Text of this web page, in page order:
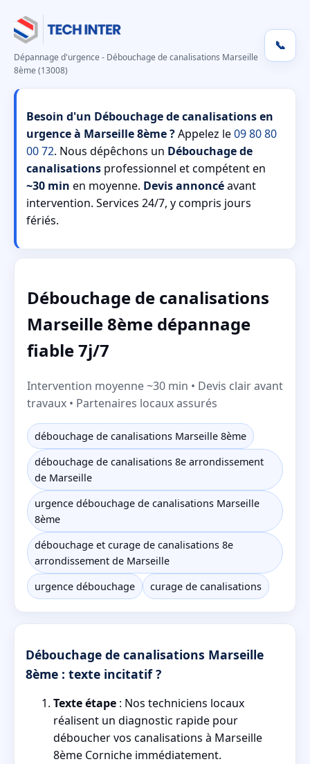
Dépannage d'urgence - Débouchage de canalisations Marseille
8ème (13008)
📞
Besoin d'un Débouchage de canalisations en
urgence à Marseille 8ème ?Appelez le09 80 80
00 72. Nous dépêchons un Débouchage de
canalisations professionnel et compétent en
~30 min en moyenne. Devis annoncéavant
intervention. Services 24/7, y compris jours
fériés.
Débouchage de canalisations
Marseille 8ème dépannage
fiable 7j/7
Intervention moyenne ~30 min • Devis clair avant
travaux • Partenaires locaux assurés
débouchage de canalisations Marseille 8ème
débouchage de canalisations 8e arrondissement
de Marseille
urgence débouchage de canalisations Marseille
8ème
débouchage et curage de canalisations 8e
arrondissement de Marseille
urgence débouchage
curage de canalisations
Débouchage de canalisations Marseille
8ème : texte incitatif ?
Texte étape : Nos techniciens locaux
réalisent un diagnostic rapide pour
déboucher vos canalisations à Marseille
8ème Corniche immédiatement.